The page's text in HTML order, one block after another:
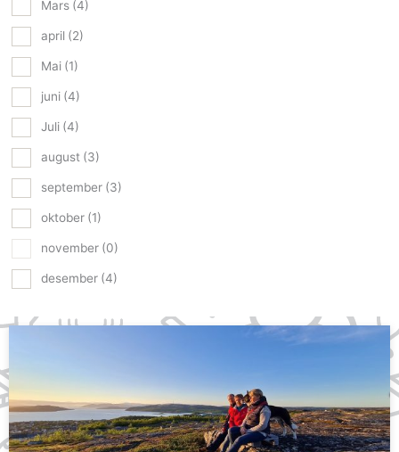
Mars (4)
april (2)
Mai (1)
juni (4)
Juli (4)
august (3)
september (3)
oktober (1)
november (0)
desember (4)